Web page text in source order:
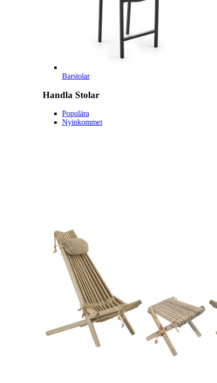
Barstolar
Handla Stolar
Populära
Nyinkommet